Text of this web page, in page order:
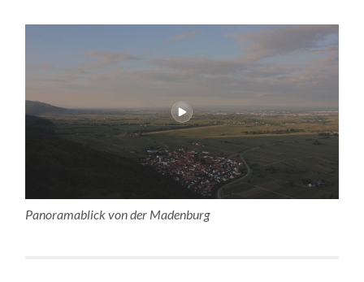
Panoramablick von der Madenburg